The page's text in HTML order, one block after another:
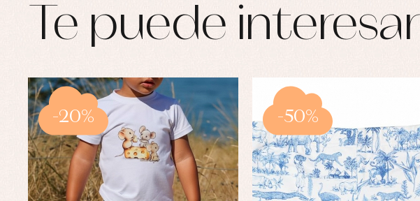
Te puede interesar
-20% -50%